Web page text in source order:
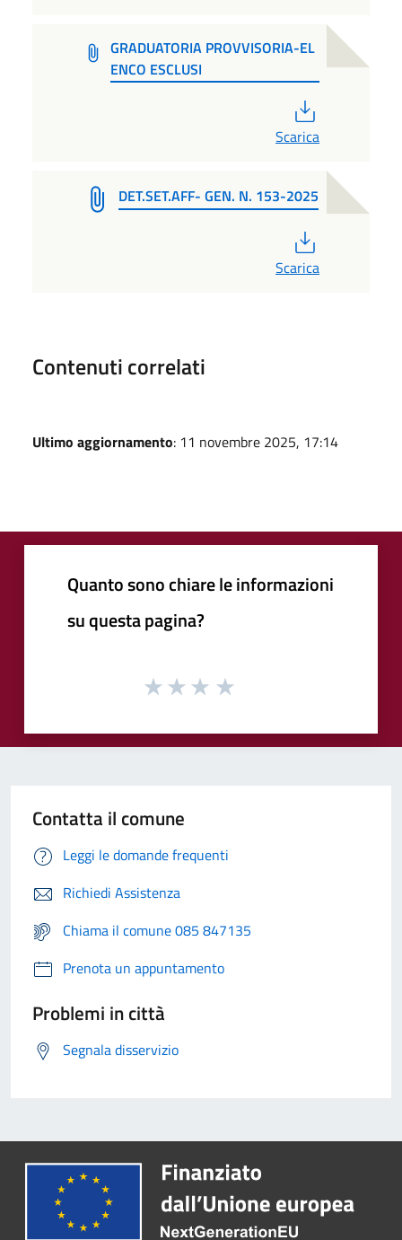
GRADUATORIA PROVVISORIA-EL
ENCO ESCLUSI
Scarica
DET.SET.AFF- GEN. N. 153-2025
Scarica
Contenuti correlati
Ultimo aggiornamento: 11 novembre 2025, 17:14
Quanto sono chiare le informazioni
su questa pagina?
Contatta il comune
Leggi le domande frequenti
Richiedi Assistenza
Chiama il comune 085 847135
Prenota un appuntamento
Problemi in città
Segnala disservizio